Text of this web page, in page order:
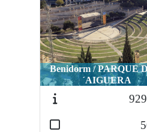
Benidorm / PARQUE
´AIGUERA